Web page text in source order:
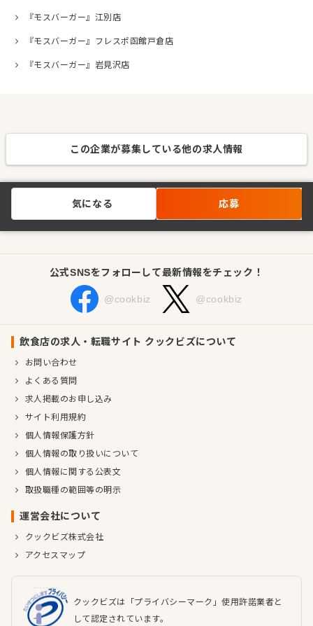
『モスバーガー』江別店
『モスバーガー』フレスポ函館戸倉店
『モスバーガー』岩見沢店
この企業が募集している他の求人情報
気になる 応募
公式SNSをフォローして最新情報をチェック！
@cookbiz @cookbiz
飲食店の求人・転職サイト クックビズについて
お問い合わせ
よくある質問
求人掲載のお申し込み
サイト利用規約
個人情報保護方針
個人情報の取り扱いについて
個人情報に関する公表文
取扱職種の範囲等の明示
運営会社について
クックビズ株式会社
アクセスマップ
クックビズは「プライバシーマーク」使用許諾業者と
して認定されています。